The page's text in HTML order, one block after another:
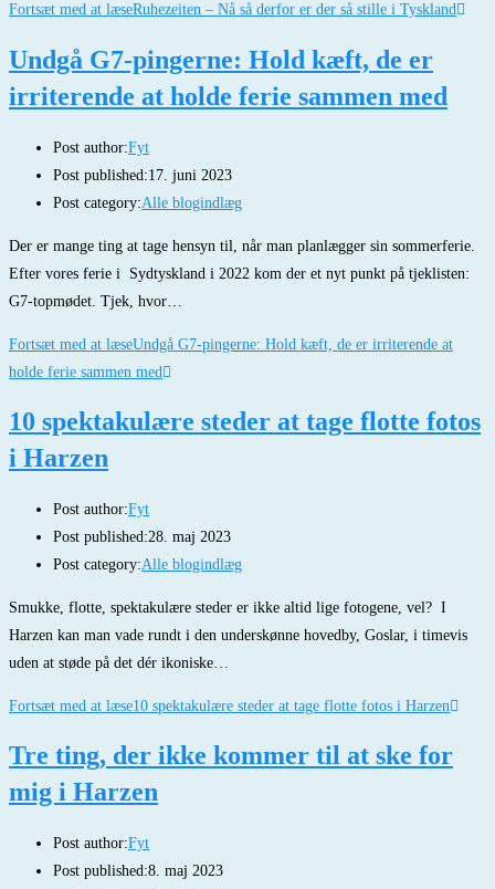
Fortsæt med at læseRuhezeiten – Nå så derfor er der så stille i Tyskland
Undgå G7-pingerne: Hold kæft, de er
irriterende at holde ferie sammen med
Post author:Fyt
Post published:17. juni 2023
Post category:Alle blogindlæg
Der er mange ting at tage hensyn til, når man planlægger sin sommerferie.
Efter vores ferie i Sydtyskland i 2022 kom der et nyt punkt på tjeklisten:
G7-topmødet. Tjek, hvor…
Fortsæt med at læseUndgå G7-pingerne: Hold kæft, de er irriterende at
holde ferie sammen med
10 spektakulære steder at tage flotte fotos
i Harzen
Post author:Fyt
Post published:28. maj 2023
Post category:Alle blogindlæg
Smukke, flotte, spektakulære steder er ikke altid lige fotogene, vel? I
Harzen kan man vade rundt i den underskønne hovedby, Goslar, i timevis
uden at støde på det dér ikoniske…
Fortsæt med at læse10 spektakulære steder at tage flotte fotos i Harzen
Tre ting, der ikke kommer til at ske for
mig i Harzen
Post author:Fyt
Post published:8. maj 2023